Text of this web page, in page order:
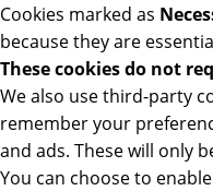
Cookies marked as
because they are
These cookies do not
We also use third-party
remember your
and ads. These will only
You can choose to